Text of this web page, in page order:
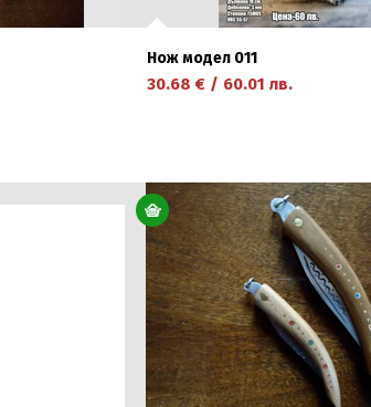
Нож модел 011
30.68 € / 60.01 лв.
научете повече